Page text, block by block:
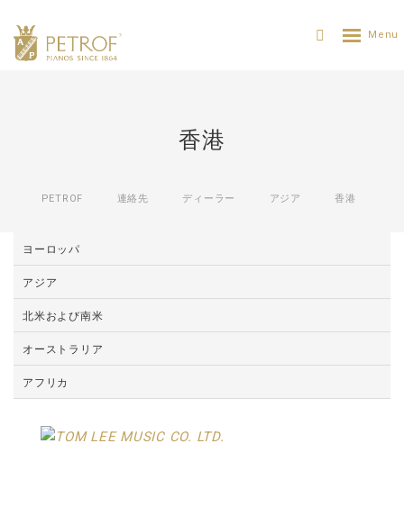
香港
PETROF 連絡先 ディーラー アジア 香港
ヨーロッパ
アジア
北米および南米
オーストラリア
アフリカ